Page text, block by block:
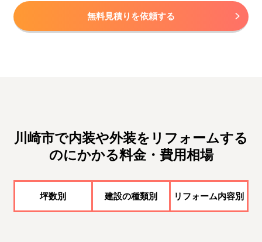
無料見積りを依頼する
川崎市で内装や外装をリフォームする
のにかかる料金・費用相場
坪数別 建設の種類別 リフォーム内容別